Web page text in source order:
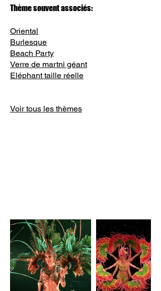
Thème souvent associés:
Oriental
Burlesque
Beach Party
Verre de martni géant
Eléphant taille réelle
Voir tous les thèmes